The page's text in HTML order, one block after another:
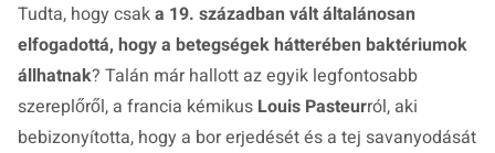
Tudta, hogy csaka 19. században vált általánosan
elfogadottá, hogy a betegségek hátterében baktériumok
állhatnak? Talán már hallott az egyik legfontosabb
szereplőről, a francia kémikus Louis Pasteurról, aki
bebizonyította, hogy a bor erjedését és a tej savanyodását